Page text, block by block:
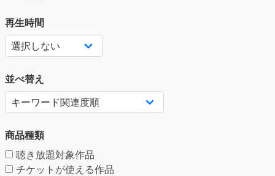
再生時間
並べ替え
商品種類
聴き放題対象作品
チケットが使える作品